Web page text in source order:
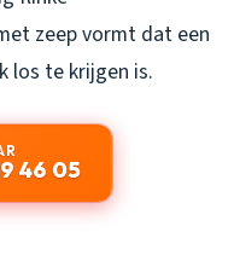
zeep vormt dat een
los te krijgen is.
46 05